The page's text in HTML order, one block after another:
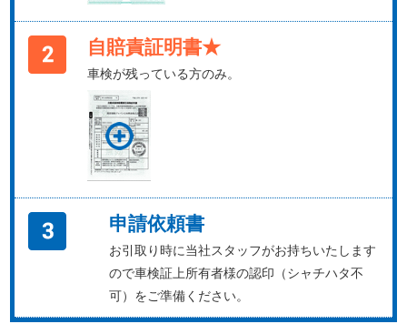
自賠責証明書★
車検が残っている方のみ。
申請依頼書
お引取り時に当社スタッフがお持ちいたします
ので車検証上所有者様の認印（シャチハタ不
可）をご準備ください。